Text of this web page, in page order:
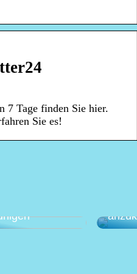
7 Tage finden Sie hier.
Sie es!